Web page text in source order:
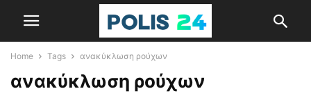
Home Tags ανακύκλωση ρούχων
ανακύκλωση ρούχων